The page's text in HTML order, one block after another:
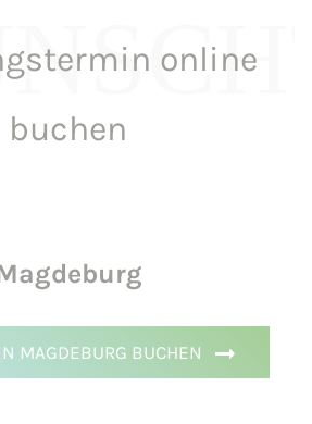
online
buchen
MAGDEBURG BUCHEN